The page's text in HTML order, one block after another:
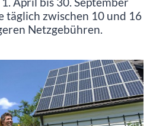
täglich zwischen 10 und 16
Netzgebühren.